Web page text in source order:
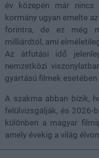
év közepén már nincs
kormány ugyan emelte
forintra, de ez még
milliárdtól, ami
Az átfutási idő
nemzetközi
gyártású filmek
A szakma abban bízik,
felülvizsgálják, és 2026-
különben a magyar
amely évekig a világ